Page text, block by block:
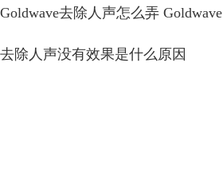
Goldwave去除人声怎么弄 Goldwave
去除人声没有效果是什么原因